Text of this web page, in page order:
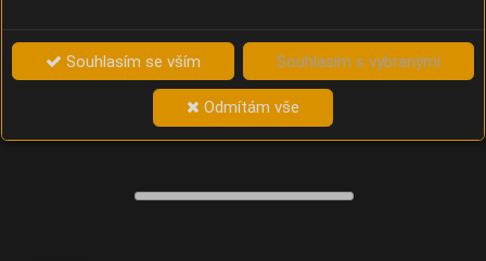
Souhlasím se vším Souhlasím s vybranými
Odmítám vše